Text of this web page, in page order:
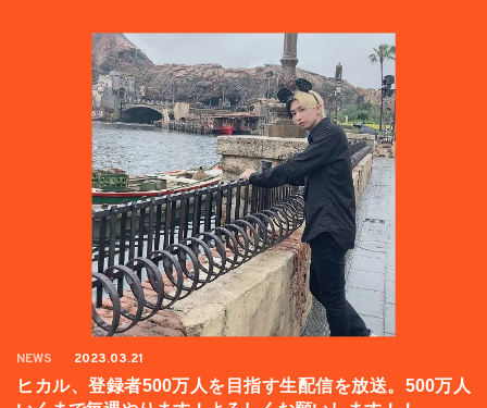
NEWS 2023.03.21
ヒカル、登録者500万人を目指す生配信を放送。500万人